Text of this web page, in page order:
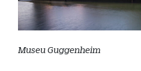
Museu Guggenheim